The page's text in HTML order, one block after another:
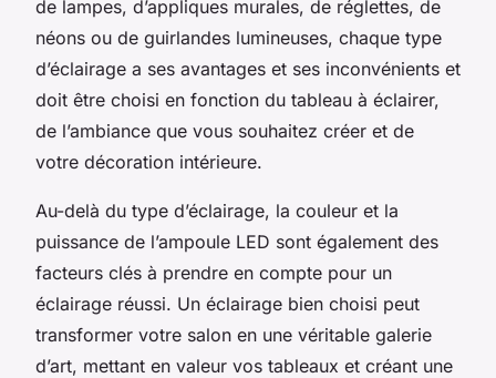
de lampes, d’appliques murales, de réglettes, de
néons ou de guirlandes lumineuses, chaque type
d’éclairage a ses avantages et ses inconvénients et
doit être choisi en fonction du tableau à éclairer,
de l’ambiance que vous souhaitez créer et de
votre décoration intérieure.
Au-delà du type d’éclairage, la couleur et la
puissance de l’ampoule LED sont également des
facteurs clés à prendre en compte pour un
éclairage réussi. Un éclairage bien choisi peut
transformer votre salon en une véritable galerie
d’art, mettant en valeur vos tableaux et créant une